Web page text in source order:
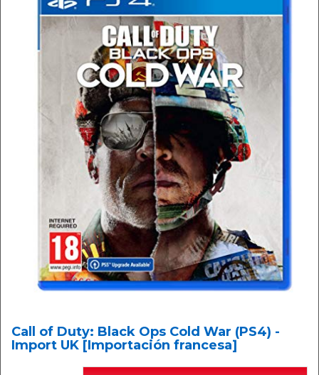
Call of Duty: Black Ops Cold War (PS4) -
Import UK [Importación francesa]